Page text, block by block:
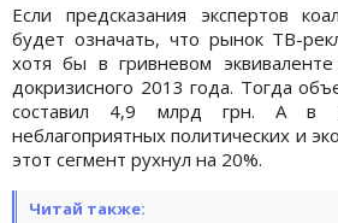
Если предсказания экспертов
будет означать, что рынок ТВ-
хотя бы в гривневом
докризисного 2013 года. Тогда
составил 4,9 млрд грн. А в
неблагоприятных политических и
этот сегмент рухнул на 20%.
Читай также: